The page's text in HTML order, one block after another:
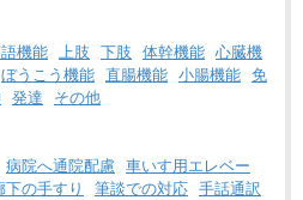
機能 上肢 下肢 体幹機能 心臓機
ぼうこう機能 直腸機能 小腸機能 免
発達 その他
病院へ通院配慮 車いす用エレベー
下の手すり 筆談での対応 手話通訳